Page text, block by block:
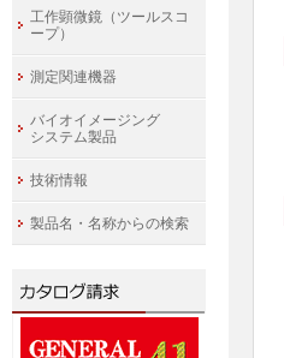
工作顕微鏡（ツールスコ
ープ）
測定関連機器
バイオイメージング
システム製品
技術情報
製品名・名称からの検索